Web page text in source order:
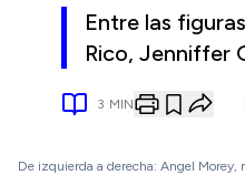
Entre las
Rico, Jenniffer
3 MIN
De izquierda a derecha: Angel Morey,